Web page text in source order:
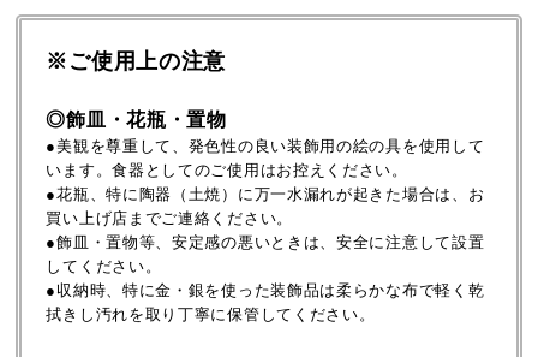
※ご使用上の注意
◎飾皿・花瓶・置物
●美観を尊重して、発色性の良い装飾用の絵の具を使用して
います。食器としてのご使用はお控えください。
●花瓶、特に陶器（土焼）に万一水漏れが起きた場合は、お
買い上げ店までご連絡ください。
●飾皿・置物等、安定感の悪いときは、安全に注意して設置
してください。
●収納時、特に金・銀を使った装飾品は柔らかな布で軽く乾
拭きし汚れを取り丁寧に保管してください。